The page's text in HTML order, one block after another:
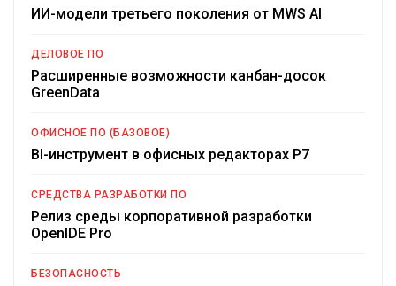
ИИ-модели третьего поколения от MWS AI
ДЕЛОВОЕ ПО
Расширенные возможности канбан-досок
GreenData
ОФИСНОЕ ПО (БАЗОВОЕ)
BI-инструмент в офисных редакторах Р7
СРЕДСТВА РАЗРАБОТКИ ПО
Релиз среды корпоративной разработки
OpenIDE Pro
БЕЗОПАСНОСТЬ